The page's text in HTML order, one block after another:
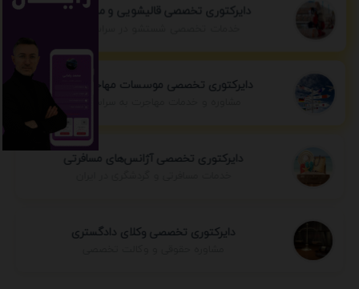
دایرکتوری تخصصی قالیشویی و مبل شویی
دایرکتوری تخصصی موسسات مهاجرتی ایران
مشاوره و خدمات مهاجرت به سراسر جهان
دایرکتوری تخصصی آژانس‌های مسافرتی
دایرکتوری تخصصی وکلای دادگستری